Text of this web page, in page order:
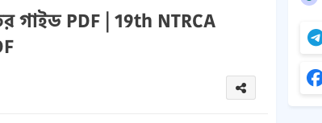
গাইড PDF | 19th NTRCA